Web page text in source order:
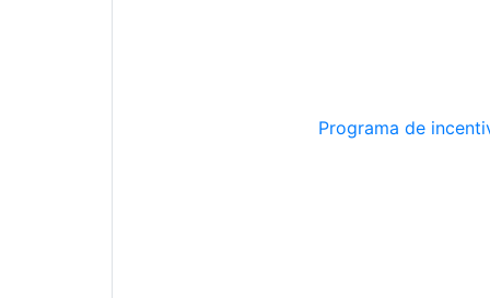
Programa de